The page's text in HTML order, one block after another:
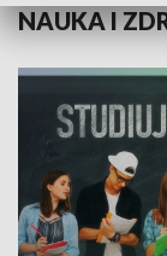
NAUKA I